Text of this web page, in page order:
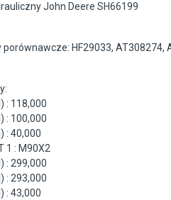
John Deere SH66199
porównawcze: HF29033, AT308274,
: 118,000
: 100,000
: 40,000
1 : M90X2
: 299,000
: 293,000
: 43,000